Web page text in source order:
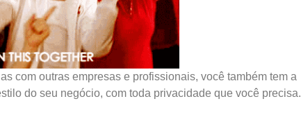
com outras empresas e profissionais, você também tem a
do seu negócio, com toda privacidade que você precisa.